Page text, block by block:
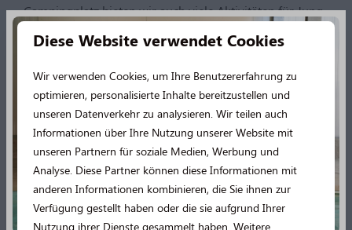
Campingplatz bieten wir auch viele Aktivitäten für Jung
Schiebedach, besuchen Sie unser Planschbecken oder
entspannen Sie sich in unseren Gastronomiebetrieben.
Während Ihres Urlaubs auf dem Norgerberg werden Sie
sich keinen Moment langweilen!
Unsere schönen Parkanlagen:
Schwimmbad mit Schiebedach
Spetterpoel
Diese Website verwendet Cookies
Wir verwenden Cookies, um Ihre Benutzererfahrung zu
optimieren, personalisierte Inhalte bereitzustellen und
unseren Datenverkehr zu analysieren. Wir teilen auch
Informationen über Ihre Nutzung unserer Website mit
unseren Partnern für soziale Medien, Werbung und
Analyse. Diese Partner können diese Informationen mit
anderen Informationen kombinieren, die Sie ihnen zur
Verfügung gestellt haben oder die sie aufgrund Ihrer
Nutzung ihrer Dienste gesammelt haben. Weitere